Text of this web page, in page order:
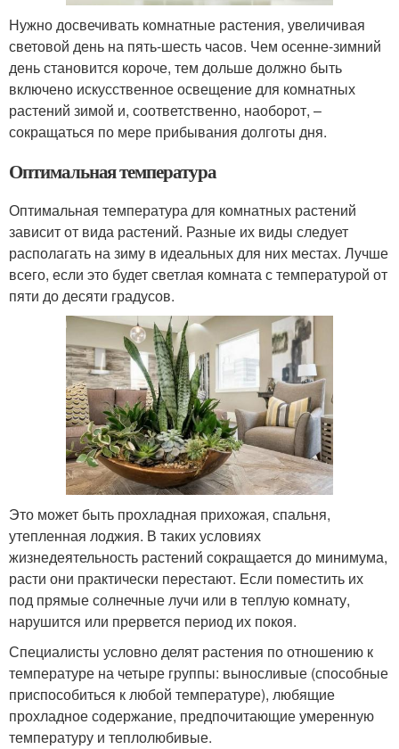
Нужно досвечивать комнатные растения, увеличивая
световой день на пять-шесть часов. Чем осенне-зимний
день становится короче, тем дольше должно быть
включено искусственное освещение для комнатных
растений зимой и, соответственно, наоборот, –
сокращаться по мере прибывания долготы дня.
Оптимальная температура
Оптимальная температура для комнатных растений
зависит от вида растений. Разные их виды следует
располагать на зиму в идеальных для них местах. Лучше
всего, если это будет светлая комната с температурой от
пяти до десяти градусов.
Это может быть прохладная прихожая, спальня,
утепленная лоджия. В таких условиях
жизнедеятельность растений сокращается до минимума,
расти они практически перестают. Если поместить их
под прямые солнечные лучи или в теплую комнату,
нарушится или прервется период их покоя.
Специалисты условно делят растения по отношению к
температуре на четыре группы: выносливые (способные
приспособиться к любой температуре), любящие
прохладное содержание, предпочитающие умеренную
температуру и теплолюбивые.